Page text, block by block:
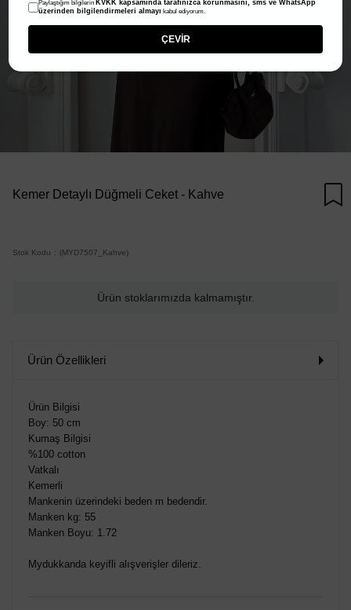
Kemer Detaylı Düğmeli Ceket - Kahve
Stok Kodu (MYD7507_Kahve)
Ürün stoklarımızda kalmamıştır.
Ürün Özellikleri
Ürün Bilgisi
Boy: 50 cm
Kumaş Bilgisi
%100 cotton
Vatkalı
Kemerli
Mankenin üzerindeki beden m bedendir.
Manken kg: 55
Manken Boyu: 1.72
Mydukkanda keyifli alışverişler dileriz.
Paylaştığım bilgilerin KVKK kapsamında tarafınızca korunmasını, sms ve WhatsApp
üzerinden bilgilendirmeleri almayı kabul ediyorum.
ÇEVİR